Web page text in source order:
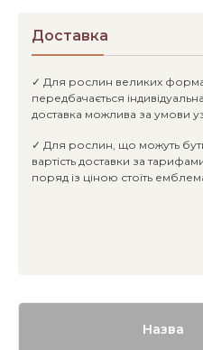
Доставка
✓ Для рослин великих
передбачається
доставка можлива за умови
✓ Для рослин, що можуть
вартість доставки за
поряд із ціною стоїть
Назва